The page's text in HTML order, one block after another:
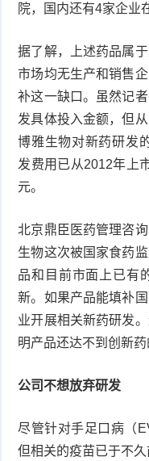
院，国内还有4家企业
据了解，上述药品属
市场均无生产和销售
补这一缺口。虽然记
发具体投入金额，但
博雅生物对新药研发
发费用已从2012年上
元。
北京鼎臣医药管理咨
生物这次被国家食药
品和目前市面上已有
新。如果产品能填补
业开展相关新药研发
明产品还达不到创新药
公司不想放弃研发
尽管针对手足口病（
但相关的疫苗已于不久